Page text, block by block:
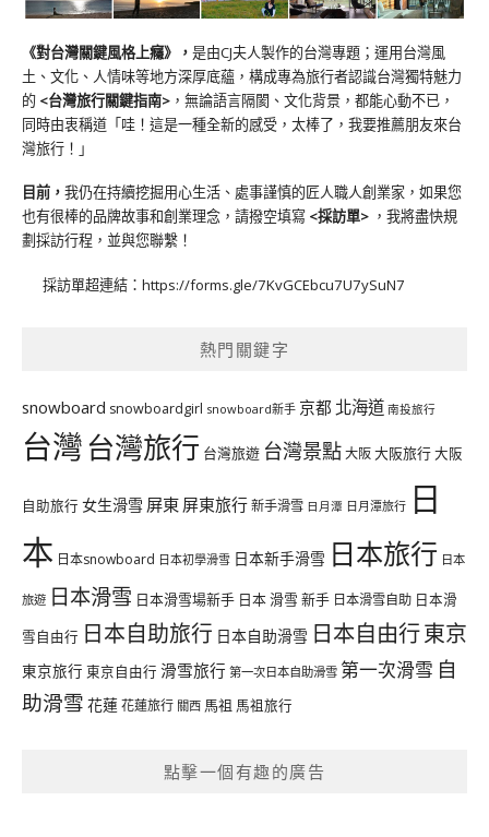
《對台灣關鍵風格上癮》 ， 是由CJ夫人製作的台灣專題；運用台灣風
土、文化、人情味等地方深厚底蘊，構成專為旅行者認識台灣獨特魅力
的 <台灣旅行關鍵指南> ，無論語言隔閡、文化背景，都能心動不已，
同時由衷稱道「哇！這是一種全新的感受，太棒了，我要推薦朋友來台
灣旅行！」
目前， 我仍在持續挖掘用心生活、處事謹慎的匠人職人創業家，如果您
也有很棒的品牌故事和創業理念，請撥空填寫 <採訪單> ，我將盡快規
劃採訪行程，並與您聯繫！
採訪單超連結： https://forms.gle/7KvGCEbcu7U7ySuN7
熱門關鍵字
snowboard snowboardgirl snowboard新手 京都 北海道 南投旅行
台灣台灣旅行 台灣旅遊 台灣景點大阪大阪旅行大阪
自助旅行 女生滑雪 屏東 屏東旅行新手滑雪 日月潭 日月潭旅行 日
本 日本snowboard 日本初學滑雪 日本新手滑雪 日本旅行 日本
旅遊 日本滑雪 日本滑雪場新手 日本 滑雪 新手 日本滑雪自助 日本滑
雪自由行 日本自助旅行 日本自助滑雪 日本自由行東京
東京旅行 東京自由行 滑雪旅行 第一次日本自助滑雪 第一次滑雪 自
助滑雪 花蓮花蓮旅行 關西 馬祖 馬祖旅行
點擊一個有趣的廣告